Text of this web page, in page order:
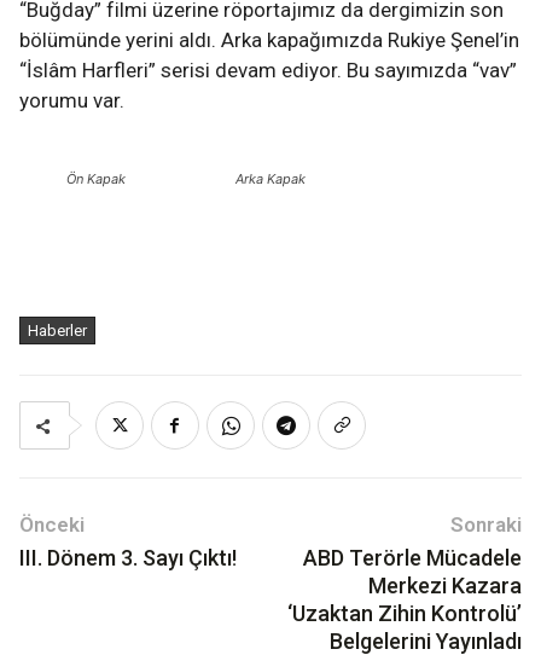
“Buğday” filmi üzerine röportajımız da dergimizin son
bölümünde yerini aldı. Arka kapağımızda Rukiye Şenel’in
“İslâm Harfleri” serisi devam ediyor. Bu sayımızda “vav”
yorumu var.
Ön Kapak Arka Kapak
Haberler
Önceki
III. Dönem 3. Sayı Çıktı!
Sonraki
ABD Terörle Mücadele
Merkezi Kazara
‘Uzaktan Zihin Kontrolü’
Belgelerini Yayınladı